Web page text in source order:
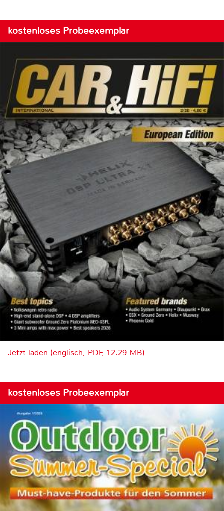
kostenloses Probeexemplar
Jetzt laden (englisch, PDF, 12.29 MB)
kostenloses Probeexemplar